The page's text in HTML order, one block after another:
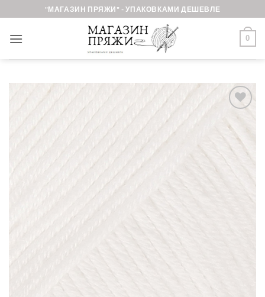
to
content
"МАГАЗИН ПРЯЖИ" - УПАКОВКАМИ ДЕШЕВЛЕ
0
избранное.